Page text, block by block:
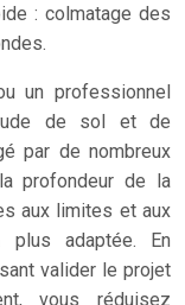
: colmatage des
un professionnel
de sol et de
par de nombreux
profondeur de la
aux limites et aux
adaptée. En
valider le projet
vous réduisez